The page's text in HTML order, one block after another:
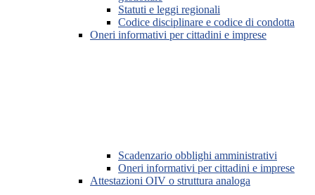
Statuti e leggi regionali
Codice disciplinare e codice di condotta
Oneri informativi per cittadini e imprese
Scadenzario obblighi amministrativi
Oneri informativi per cittadini e imprese
Attestazioni OIV o struttura analoga